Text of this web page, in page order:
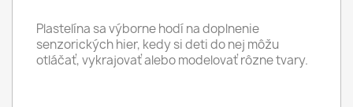
Plastelína sa výborne hodí na doplnenie
senzorických hier, kedy si deti do nej môžu
otláčať, vykrajovať alebo modelovať rôzne tvary.